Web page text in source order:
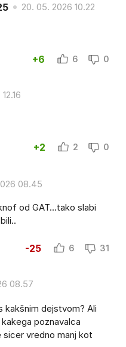
20. 05. 2026 10.22
+6 6 0
+2 2 0
08.45
od GAT...tako slabi
-25 6 31
08.57
kakšnim dejstvom? Ali
poznavalca
sicer vredno manj kot